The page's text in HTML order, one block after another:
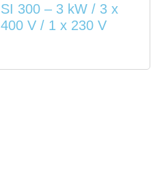
SI 300 – 3 kW / 3 x
400 V / 1 x 230 V